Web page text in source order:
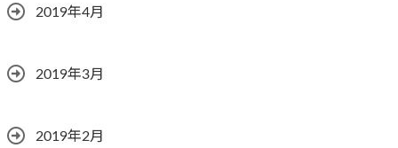
2019年4月
2019年3月
2019年2月